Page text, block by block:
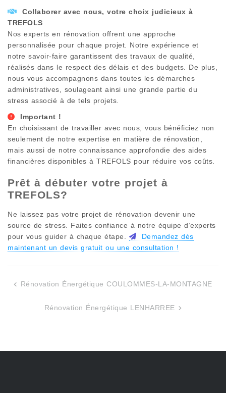
Collaborer avec nous, votre choix judicieux à
TREFOLS
Nos experts en rénovation offrent une approche
personnalisée pour chaque projet. Notre expérience et
notre savoir-faire garantissent des travaux de qualité,
réalisés dans le respect des délais et des budgets. De plus,
nous vous accompagnons dans toutes les démarches
administratives, soulageant ainsi une grande partie du
stress associé à de tels projets.
Important !
En choisissant de travailler avec nous, vous bénéficiez non
seulement de notre expertise en matière de rénovation,
mais aussi de notre connaissance approfondie des aides
financières disponibles à TREFOLS pour réduire vos coûts.
Prêt à débuter votre projet à
TREFOLS?
Ne laissez pas votre projet de rénovation devenir une
source de stress. Faites confiance à notre équipe d’experts
pour vous guider à chaque étape.
Demandez dès
maintenant un devis gratuit ou une consultation !
Rénovation Énergétique COULOMMES-LA-MONTAGNE
Rénovation Énergétique LENHARREE